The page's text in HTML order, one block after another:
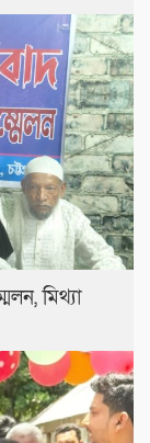
মিথ্যা